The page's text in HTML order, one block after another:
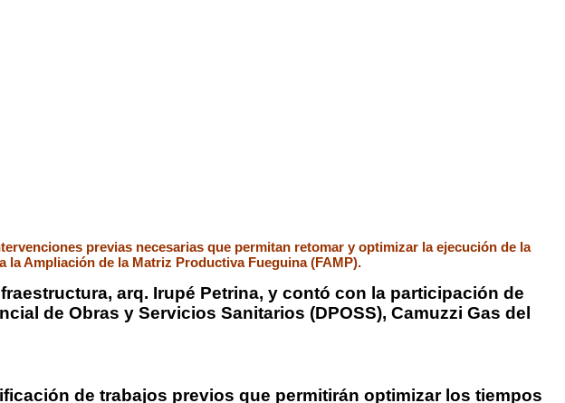
previas necesarias que permitan retomar y optimizar la ejecución de la
Ampliación de la Matriz Productiva Fueguina (FAMP).
arq. Irupé Petrina, y contó con la participación de
de Obras y Servicios Sanitarios (DPOSS), Camuzzi Gas del
de trabajos previos que permitirán optimizar los tiempos